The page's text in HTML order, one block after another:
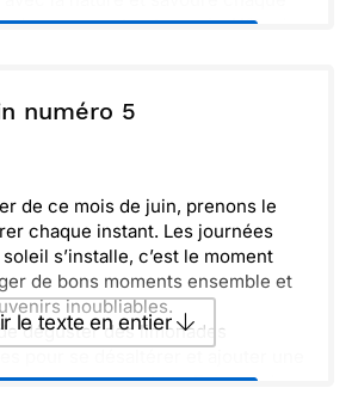
bon moment entre amis. Hâte de
!
Copier Recevoir par mail
numéro 5
de ce mois de juin, prenons le
chaque instant. Les journées
s’installe, c’est le moment
de bons moments ensemble et
inoubliables.
déguster des limonades
à nos rencontres. Faisons de
le texte en entier